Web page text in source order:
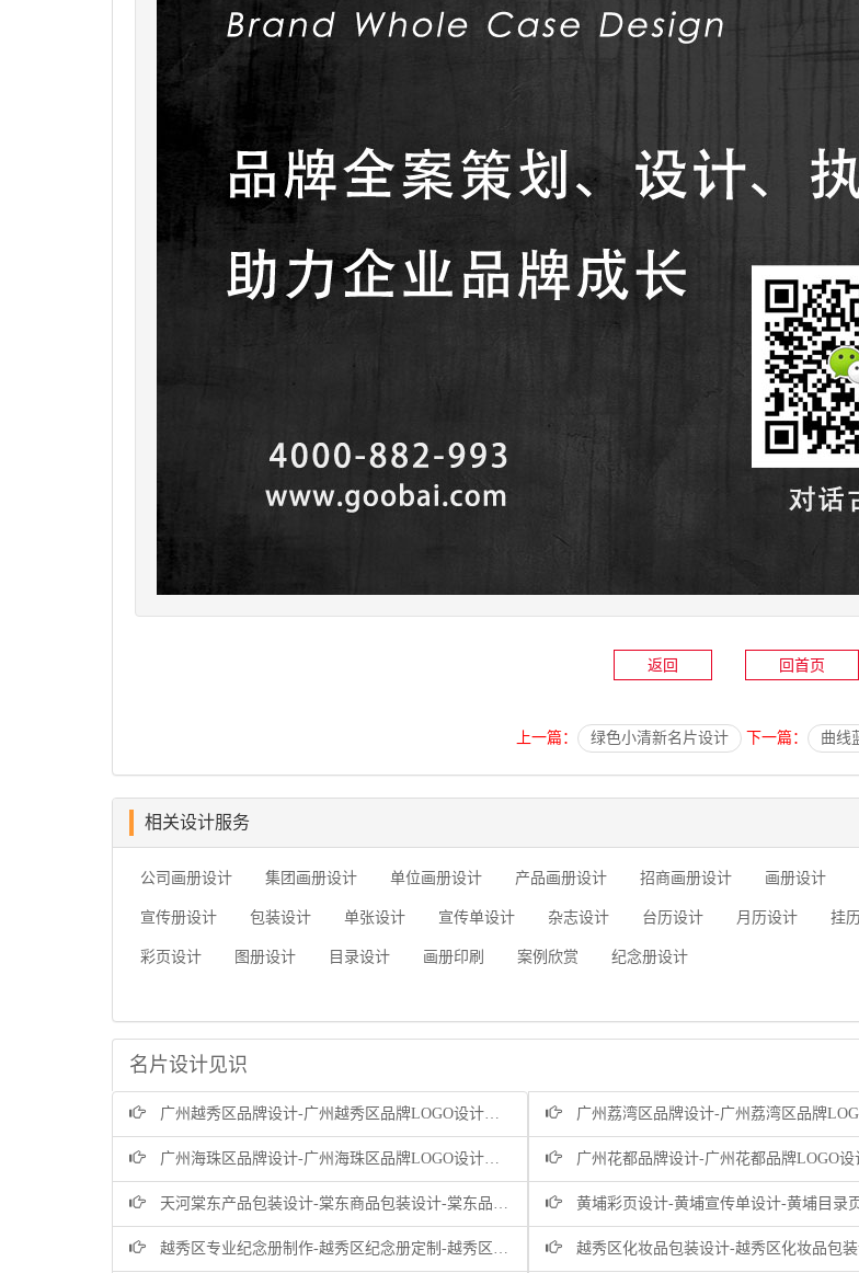
返回 回首页
上一篇： 绿色小清新名片设计 下一篇： 曲线
相关设计服务
公司画册设计 集团画册设计 单位画册设计 产品画册设计 招商画册设计 画册设计
宣传册设计 包装设计 单张设计 宣传单设计 杂志设计 台历设计 月历设计 挂
彩页设计 图册设计 目录设计 画册印刷 案例欣赏 纪念册设计
名片设计见识
广州越秀区品牌设计-广州越秀区品牌LOGO设计公司 广州荔湾区品牌设计-广州荔湾区品牌LOGO
广州海珠区品牌设计-广州海珠区品牌LOGO设计公司 广州花都品牌设计-广州花都品牌LOGO设
天河棠东产品包装设计-棠东商品包装设计-棠东品牌包装设计公司 黄埔彩页设计-黄埔宣传单设计-黄埔目录
越秀区专业纪念册制作-越秀区纪念册定制-越秀区企业纪念册设计公司 越秀区化妆品包装设计-越秀区化妆品包装